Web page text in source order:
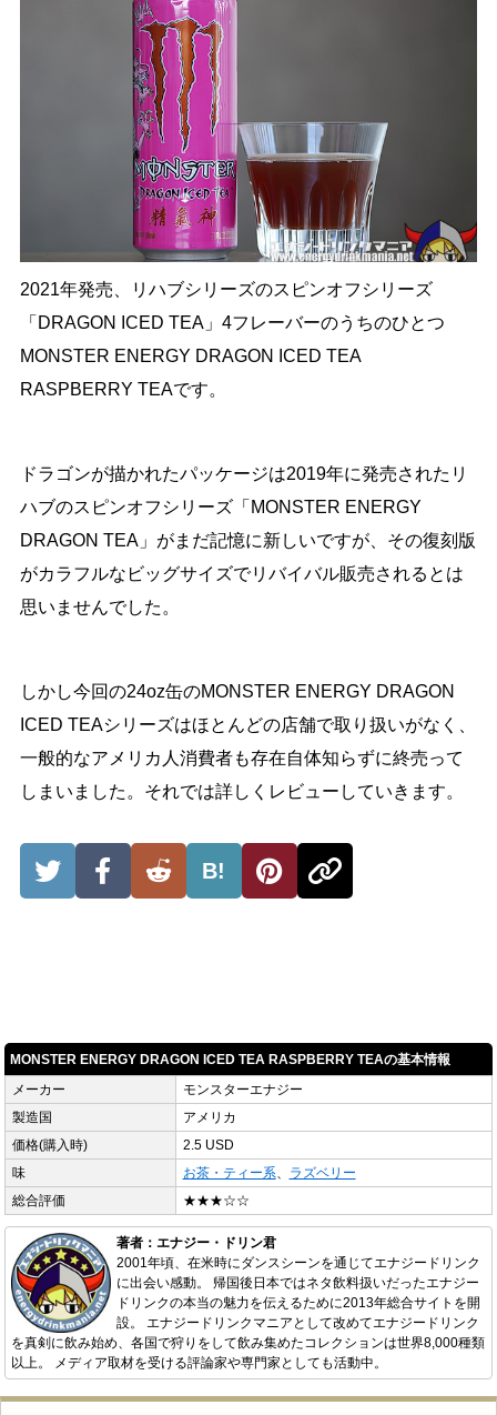
2021年発売、リハブシリーズのスピンオフシリーズ
「DRAGON ICED TEA」4フレーバーのうちのひとつ
MONSTER ENERGY DRAGON ICED TEA
RASPBERRY TEAです。
ドラゴンが描かれたパッケージは2019年に発売されたリ
ハブのスピンオフシリーズ「MONSTER ENERGY
DRAGON TEA」がまだ記憶に新しいですが、その復刻版
がカラフルなビッグサイズでリバイバル販売されるとは
思いませんでした。
しかし今回の24oz缶のMONSTER ENERGY DRAGON
ICED TEAシリーズはほとんどの店舗で取り扱いがなく、
一般的なアメリカ人消費者も存在自体知らずに終売って
しまいました。それでは詳しくレビューしていきます。
B!
MONSTER ENERGY DRAGON ICED TEA RASPBERRY TEAの基本情報
メーカー
モンスターエナジー
製造国
アメリカ
価格(購入時)
2.5 USD
味
お茶・ティー系、
ラズベリー
総合評価
★★★☆☆
著者：エナジー・ドリン君
2001年頃、在米時にダンスシーンを通じてエナジードリンク
に出会い感動。 帰国後日本ではネタ飲料扱いだったエナジー
ドリンクの本当の魅力を伝えるために2013年総合サイトを開
設。 エナジードリンクマニアとして改めてエナジードリンク
を真剣に飲み始め、各国で狩りをして飲み集めたコレクションは世界8,000種類
以上。 メディア取材を受ける評論家や専門家としても活動中。